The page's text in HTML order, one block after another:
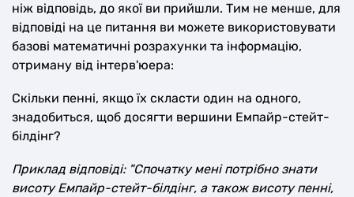
ніж відповідь, до якої ви прийшли. Тим не менше, для
відповіді на це питання ви можете використовувати
базові математичні розрахунки та інформацію,
отриману від інтерв'юера:
Скільки пенні, якщо їх скласти один на одного,
знадобиться, щоб досягти вершини Емпайр-стейт-
білдінг?
Приклад відповіді: "Спочатку мені потрібно знати
висоту Емпайр-стейт-білдінг, а також висоту пенні,